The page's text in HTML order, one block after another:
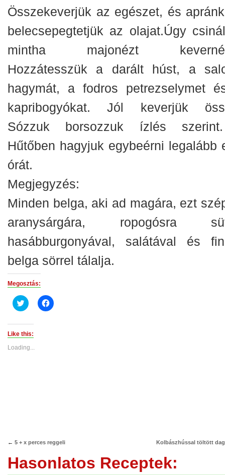
Összekeverjük az egészet, és
belecsepegtetjük az olajat.Úgy
mintha majonézt
Hozzátesszük a darált húst, a
hagymát, a fodros petrezselymet
kapribogyókat. Jól keverjük
Sózzuk borsozzuk ízlés
Hűtőben hagyjuk egybeérni legalább
órát.
Megjegyzés:
Minden belga, aki ad magára, ezt
aranysárgára, ropogósra
hasábburgonyával, salátával és
belga sörrel tálalja.
Megosztás:
Click
to
(Opens
in
new
Click
to
Like this:
Loading...
← 5 + x perces reggeli Kolbászhússal töltött
Hasonlatos Receptek: